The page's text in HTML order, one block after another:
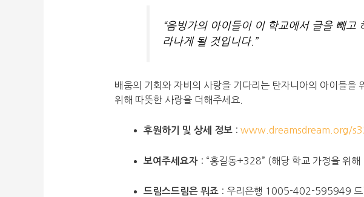
“음빙가의 아이들이 이 학교에서 글을 빼
라나게 될 것입니다.”
배움의 기회와 자비의 사랑을 기다리는 탄자니아의 아이들
위해 따뜻한 사랑을 더해주세요.
후원하기 및 상세 정보: www.dreamsdream.org/
보여주세요자: “홍길동+328” (해당 학교 가정을 위해
드림스드림은 뭐죠: 우리은행 1005-402-595949 드